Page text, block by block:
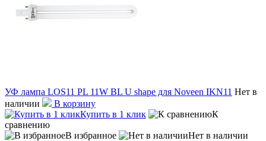
УФ лампа LOS11 PL 11W BL U shape для Noveen IKN11 Нет в
наличии
В корзину
Купить в 1 клик
К
сравнению
В избранное
Нет в наличии